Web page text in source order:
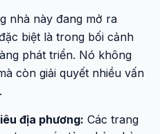
nhà này đang mở ra
biệt là trong bối cảnh
phát triển. Nó không
còn giải quyết nhiều vấn
địa phương: Các trang